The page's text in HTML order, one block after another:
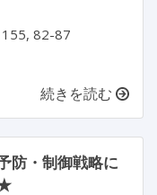
82-87
続きを読む
防・制御戦略に